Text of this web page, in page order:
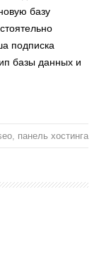
базу
подписка
базы данных и
, панель хостинга